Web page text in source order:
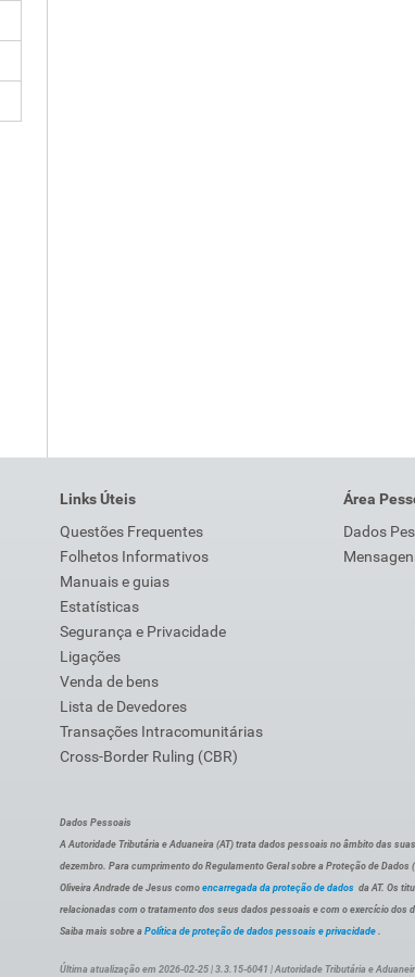
Links Úteis
Questões Frequentes
Folhetos Informativos
Manuais e guias
Estatísticas
Segurança e Privacidade
Ligações
Venda de bens
Lista de Devedores
Transações Intracomunitárias
Cross-Border Ruling (CBR)
Área
Dados
Dados Pessoais
A Autoridade Tributária e Aduaneira (AT) trata dados pessoais no âmbito das
dezembro. Para cumprimento do Regulamento Geral sobre a Proteção de
Oliveira Andrade de Jesus como encarregada da proteção de dados da AT. Os
relacionadas com o tratamento dos seus dados pessoais e com o exercício dos
Saiba mais sobre a Política de proteção de dados pessoais e privacidade .
Última atualização em 2026-02-25 | 3.3.15-6041 | Autoridade Tributária e